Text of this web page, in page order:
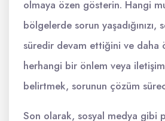
olmaya özen gösterin. Hangi
bölgelerde sorun yaşadığınızı,
süredir devam ettiğini ve daha
herhangi bir önlem veya
belirtmek, sorunun çözüm
Son olarak, sosyal medya gibi